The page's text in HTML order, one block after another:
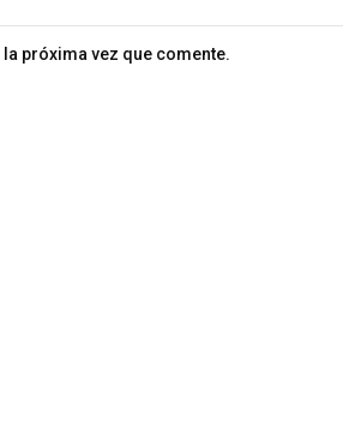
próxima vez que comente.